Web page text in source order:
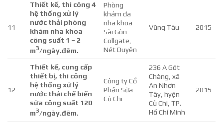
11
Thiết kế, thi công 4
hệ thống xử lý
nước thải phòng
khám nha khoa
công suất 1 – 2
m3/ngày.đêm.
Phòng
khám đa
nha khoa
Sài Gòn
Collgate,
Nét Duyên
Vũng Tàu 2015
12
Thiết kế, cung cấp
thiết bị, thi công
hệ thống xử lý
nước thải chế biến
sữa công suất 120
m3/ngày.đêm.
Công ty Cổ
Phần Sữa
Củ Chi
236 A Gót
Chàng, xã
An Nhơn
Tây, hyện
Củ Chi, TP.
Hồ Chí Minh
2015